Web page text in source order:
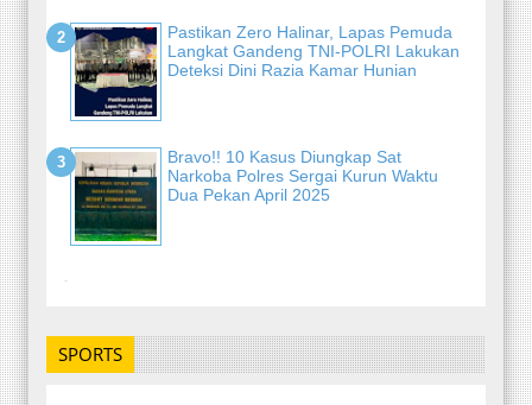
Pastikan Zero Halinar, Lapas Pemuda
Langkat Gandeng TNI-POLRI Lakukan
Deteksi Dini Razia Kamar Hunian
Bravo!! 10 Kasus Diungkap Sat
Narkoba Polres Sergai Kurun Waktu
Dua Pekan April 2025
-
SPORTS